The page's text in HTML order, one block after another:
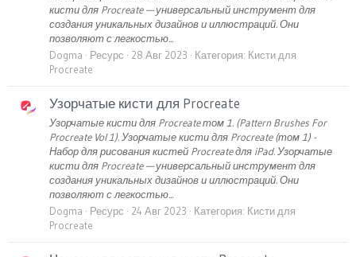
кисти для Procreate — универсальный инструмент для
создания уникальных дизайнов и иллюстраций. Они
позволяют с легкостью...
Dogma
Ресурс 28 Авг 2023 Категория: Кисти для
Procreate
Узорчатые кисти для Procreate
Узорчатые кисти для Procreate том 1. (Pattern Brushes For
Procreate Vol 1). Узорчатые кисти для Procreate (том 1) -
Набор для рисования кистей Procreate для iPad. Узорчатые
кисти для Procreate — универсальный инструмент для
создания уникальных дизайнов и иллюстраций. Они
позволяют с легкостью...
Dogma
Ресурс 24 Авг 2023 Категория: Кисти для
Procreate